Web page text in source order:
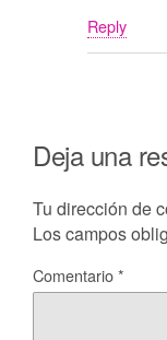
Reply
Deja una
Tu dirección de
Los campos
Comentario*